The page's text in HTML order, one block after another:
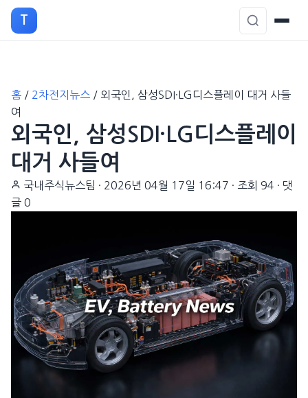
T
홈 / 2차전지뉴스 / 외국인, 삼성SDI·LG디스플레이 대거 사들
여
외국인, 삼성SDI·LG디스플레이
대거 사들여
국내주식뉴스팀 · 2026년 04월 17일 16:47 · 조회 94 · 댓
글 0